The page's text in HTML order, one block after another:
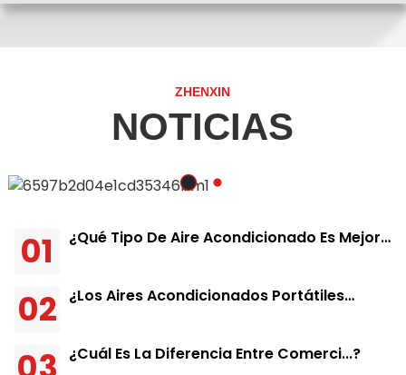
ZHENXIN
NOTICIAS
01
¿Qué Tipo De Aire Acondicionado Es Mejor
02
¿Los Aires Acondicionados Portátiles
¿Cuál Es La Diferencia Entre Comerci...?